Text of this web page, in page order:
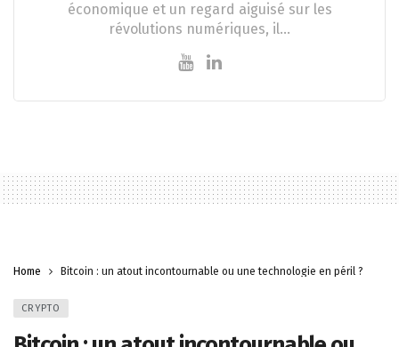
économique et un regard aiguisé sur les
révolutions numériques, il…
Home Bitcoin : un atout incontournable ou une technologie en péril ?
CRYPTO